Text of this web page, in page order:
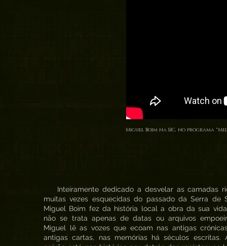
Miguel Boim na SIC, no programa
Inteiramente dedicado a desvelar as camadas
muitas vezes esquecidas do passado da Serra de
Miguel Boim fez da história local a obra da sua
não se trata apenas de datas ou arquivos
Miguel lê as vozes que ecoam nas antigas
antigas cartas, nas memórias há séculos escritas.